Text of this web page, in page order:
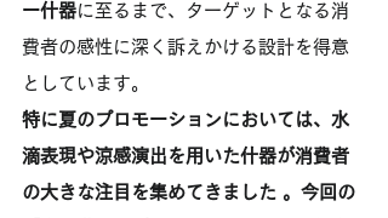
ー什器に至るまで、ターゲットとなる消
費者の感性に深く訴えかける設計を得意
としています。
特に夏のプロモーションにおいては、水
滴表現や涼感演出を用いた什器が消費者
の大きな注目を集めてきました 。今回の